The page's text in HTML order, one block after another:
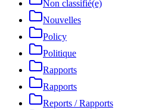
Non classifié(e)
Nouvelles
Policy
Politique
Rapports
Rapports
Reports / Rapports